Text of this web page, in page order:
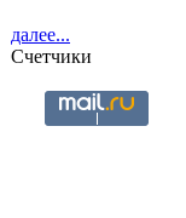
далее...
Счетчики